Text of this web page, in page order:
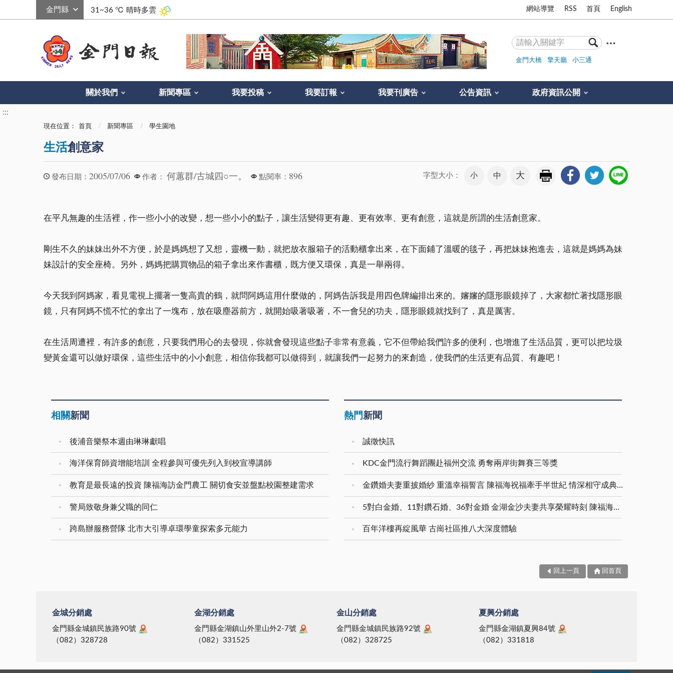
31~36 ℃ 晴時多雲 網站導覽 RSS 首頁 English
金門大橋 擎天廳 小三通
關於我們 新聞專區 我要投稿 我要訂報 我要刊廣告 公告資訊 政府資訊公開
:::
現在位置： 首頁 新聞專區 學生園地
生活創意家
發布日期： 2005/07/06 作者： 何蕙群/古城四○一。 點閱率： 896 字型大小： 小 中 大
在平凡無趣的生活裡，作一些小小的改變，想一些小小的點子，讓生活變得更有趣、更有效率、更有創意，這就是所謂的生活創意家。
剛生不久的妹妹出外不方便，於是媽媽想了又想，靈機一動，就把放衣服箱子的活動櫃拿出來，在下面鋪了溫暖的毯子，再把妹妹抱進去，這就是媽媽為妹
妹設計的安全座椅。另外，媽媽把購買物品的箱子拿出來作書櫃，既方便又環保，真是一舉兩得。
今天我到阿媽家，看見電視上擺著一隻高貴的鶴，就問阿媽這用什麼做的，阿媽告訴我是用四色牌編排出來的。嬸嬸的隱形眼鏡掉了，大家都忙著找隱形眼
鏡，只有阿媽不慌不忙的拿出了一塊布，放在吸塵器前方，就開始吸著吸著，不一會兒的功夫，隱形眼鏡就找到了，真是厲害。
在生活周遭裡，有許多的創意，只要我們用心的去發現，你就會發現這些點子非常有意義，它不但帶給我們許多的便利，也增進了生活品質，更可以把垃圾
變黃金還可以做好環保，這些生活中的小小創意，相信你我都可以做得到，就讓我們一起努力的來創造，使我們的生活更有品質、有趣吧！
相關新聞
後浦音樂祭本週由琳琳獻唱
海洋保育師資增能培訓 全程參與可優先列入到校宣導講師
教育是最長遠的投資 陳福海訪金門農工 關切食安並盤點校園整建需求
警局致敬身兼父職的同仁
跨島辦服務營隊 北市大引導卓環學童探索多元能力
熱門新聞
誠徵快訊
KDC金門流行舞蹈團赴福州交流 勇奪兩岸街舞賽三等獎
金鑽婚夫妻重披婚紗 重溫幸福誓言 陳福海祝福牽手半世紀 情深相守成典範
5對白金婚、11對鑽石婚、36對金婚 金湖金沙夫妻共享榮耀時刻 陳福海表揚金鑽婚夫妻 向半世紀相守家庭典範致敬
百年洋樓再綻風華 古崗社區推八大深度體驗
回上一頁 回首頁
金城分銷處
金門縣金城鎮民族路90號
（082）328728
金湖分銷處
金門縣金湖鎮山外里山外2-7號
（082）331525
金山分銷處
金門縣金城鎮民族路92號
（082）328725
夏興分銷處
金門縣金湖鎮夏興84號
（082）331818